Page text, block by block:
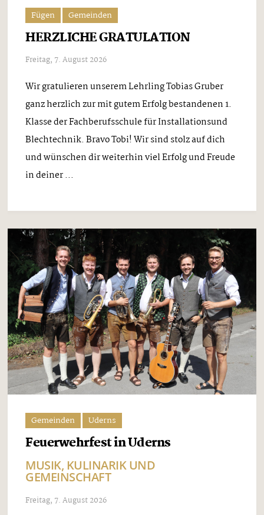
Fügen Gemeinden
HERZLICHE GRATULATION
Freitag, 7. August 2026
Wir gratulieren unserem Lehrling Tobias Gruber
ganz herzlich zur mit gutem Erfolg bestandenen 1.
Klasse der Fachberufsschule für Installationsund
Blechtechnik. Bravo Tobi! Wir sind stolz auf dich
und wünschen dir weiterhin viel Erfolg und Freude
in deiner ...
Gemeinden Uderns
Feuerwehrfest in Uderns
MUSIK, KULINARIK UND
GEMEINSCHAFT
Freitag, 7. August 2026